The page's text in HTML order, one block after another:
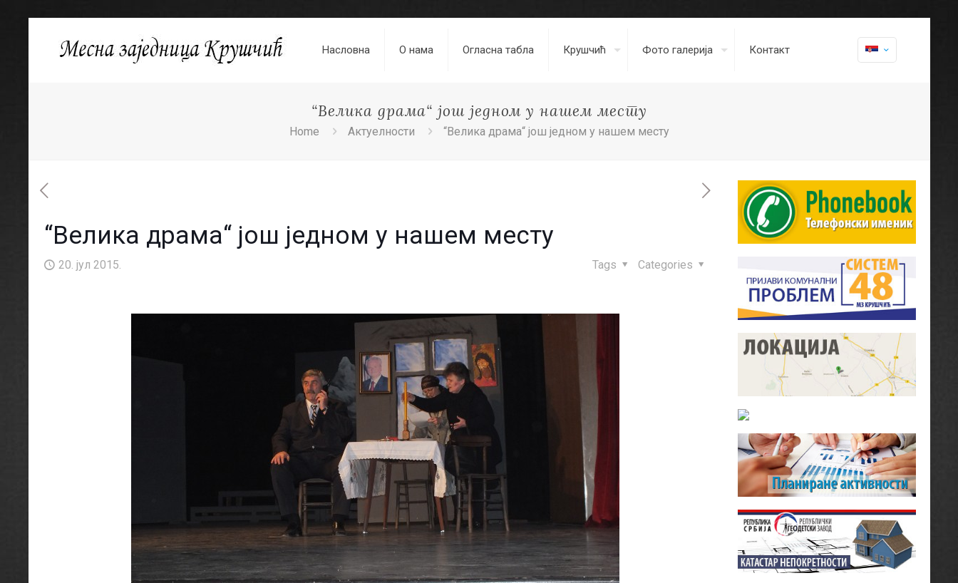
Насловна О нама Огласна табла Крушчић Фото галерија Контакт
“Велика драма“ још једном у нашем месту
Home Актуелности “Велика драма“ још једном у нашем месту
“Велика драма“ још једном у нашем месту
20. јул 2015. Categories
Tags